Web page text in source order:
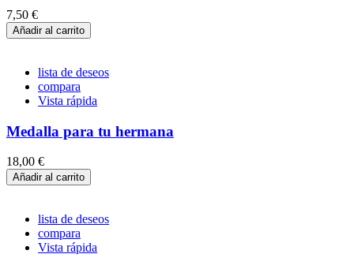
7,50 €
Añadir al carrito
lista de deseos
compara
Vista rápida
Medalla para tu hermana
18,00 €
Añadir al carrito
lista de deseos
compara
Vista rápida